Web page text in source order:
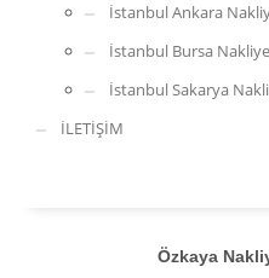
İstanbul Ankara
İstanbul Bursa Nakliye
İstanbul Sakarya
İLETİŞİM
Özkaya